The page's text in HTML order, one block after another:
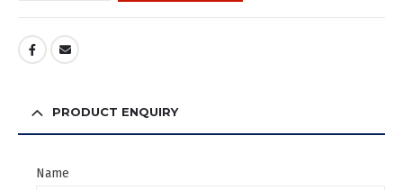
PRODUCT ENQUIRY
Name